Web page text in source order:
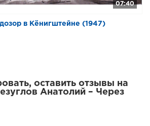
07:40
в Кёнигштейне (1947)
оставить отзывы на
Анатолий – Через